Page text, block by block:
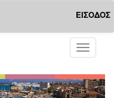
ΕΙΣΟΔΟΣ
Toggle